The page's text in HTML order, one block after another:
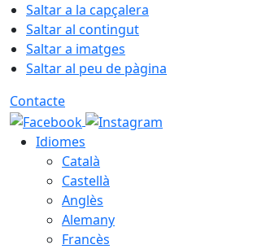
Saltar a la capçalera
Saltar al contingut
Saltar a imatges
Saltar al peu de pàgina
Contacte
Idiomes
Català
Castellà
Anglès
Alemany
Francès